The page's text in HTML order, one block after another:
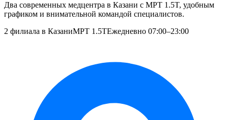
Два современных медцентра в Казани с МРТ 1.5T, удобным
графиком и внимательной командой специалистов.
2 филиала в КазаниМРТ 1.5TЕжедневно 07:00–23:00